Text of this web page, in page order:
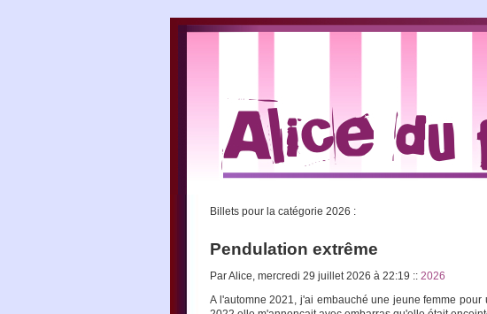
Billets pour la catégorie 2026 :
Pendulation extrême
Par Alice, mercredi 29 juillet 2026 à 22:19 :: 2026
A l'automne 2021, j'ai embauché une jeune femme